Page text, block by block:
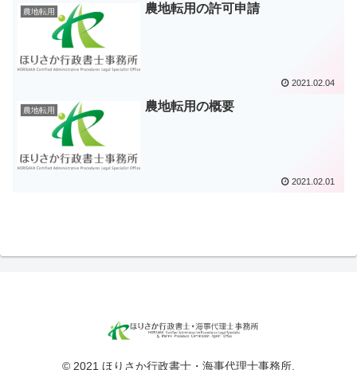
農地転用 農地転用の許可申請
2021.02.04
農地転用 農地転用の概要
2021.02.01
© 2021 ほりさか行政書士・海事代理士事務所.